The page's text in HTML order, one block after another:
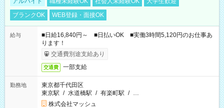
ブランクOK
WEB登録・面接OK
給与
■日給16,840円～ ■日払いOK ■実働3時間5,120円のお仕事あ
ります！
交通費別途支給あり
交通費 一部支給
勤務地
東京都千代田区
東京駅 / 水道橋駅 / 有楽町駅 / …
株式会社マッシュ